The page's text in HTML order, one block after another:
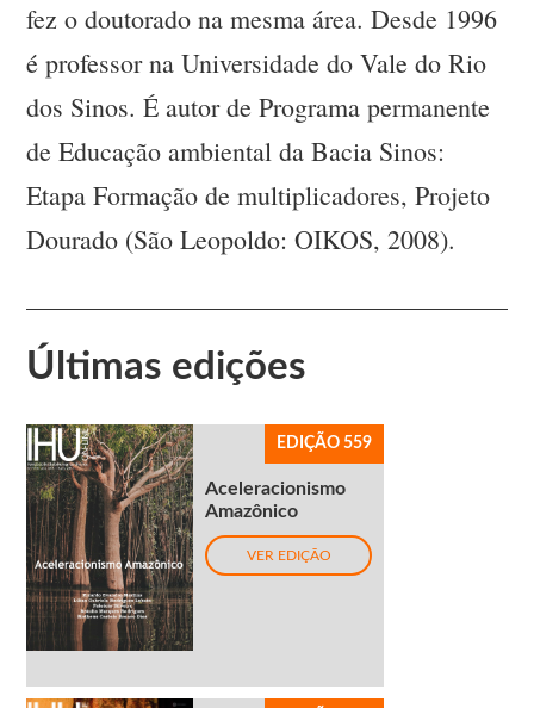
fez o doutorado na mesma área. Desde 1996
é professor na Universidade do Vale do Rio
dos Sinos. É autor de Programa permanente
de Educação ambiental da Bacia Sinos:
Etapa Formação de multiplicadores, Projeto
Dourado (São Leopoldo: OIKOS, 2008).
Últimas edições
EDIÇÃO 559
Aceleracionismo
Amazônico
VER EDIÇÃO